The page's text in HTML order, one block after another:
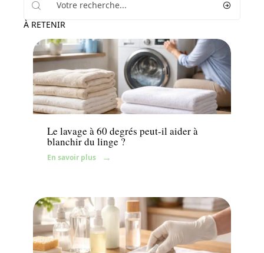
À RETENIR
Maison
Le lavage à 60 degrés peut-il aider à
blanchir du linge ?
En savoir plus